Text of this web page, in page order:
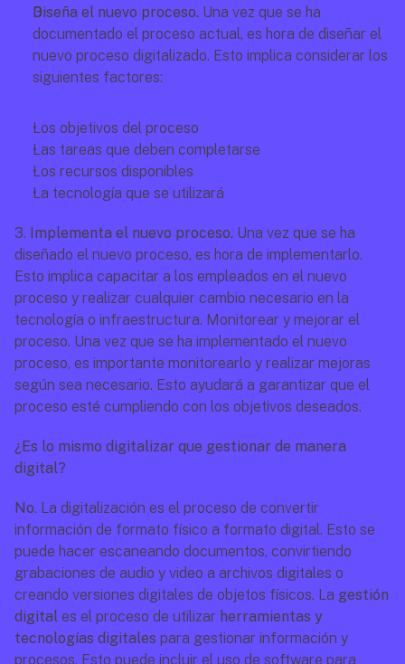
Diseña el nuevo proceso. Una vez que se ha
documentado el proceso actual, es hora de diseñar el
nuevo proceso digitalizado. Esto implica considerar los
siguientes factores:
Los objetivos del proceso
Las tareas que deben completarse
Los recursos disponibles
La tecnología que se utilizará
3. Implementa el nuevo proceso. Una vez que se ha
diseñado el nuevo proceso, es hora de implementarlo.
Esto implica capacitar a los empleados en el nuevo
proceso y realizar cualquier cambio necesario en la
tecnología o infraestructura. Monitorear y mejorar el
proceso. Una vez que se ha implementado el nuevo
proceso, es importante monitorearlo y realizar mejoras
según sea necesario. Esto ayudará a garantizar que el
proceso esté cumpliendo con los objetivos deseados.
¿Es lo mismo digitalizar que gestionar de manera
digital?
No. La digitalización es el proceso de convertir
información de formato físico a formato digital. Esto se
puede hacer escaneando documentos, convirtiendo
grabaciones de audio y video a archivos digitales o
creando versiones digitales de objetos físicos. La gestión
digital es el proceso de utilizar herramientas y
tecnologías digitales para gestionar información y
procesos. Esto puede incluir el uso de software para